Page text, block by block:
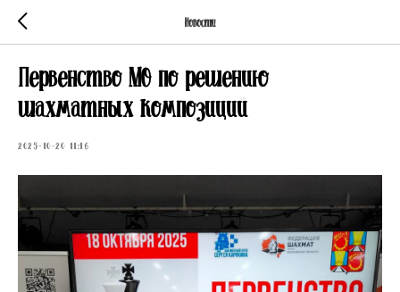
Новости
Первенство МО по решению
шахматных композиций
2025-10-20 11:16